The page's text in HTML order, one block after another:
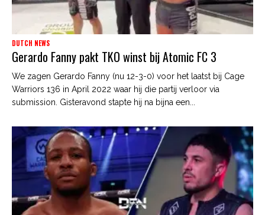
DUTCH NEWS
Gerardo Fanny pakt TKO winst bij Atomic FC 3
We zagen Gerardo Fanny (nu 12-3-0) voor het laatst bij Cage
Warriors 136 in April 2022 waar hij die partij verloor via
submission. Gisteravond stapte hij na bijna een...